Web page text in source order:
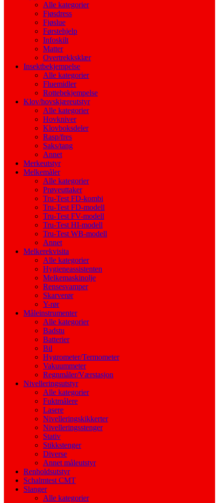
Alle kategorier
Fjøsdress
Fjøslue
Førstehjelp
Infoskilt
Matter
Overtrekksklær
Insektbekjempelse
Alle kategorier
Fluemidler
Rottebekjempelse
Klov/hovskjæreutstyr
Alle kategorier
Hovkniver
Klovboksdeler
Rasp/fres
Saks/tang
Annet
Merkeutstyr
Melkemåler
Alle kategorier
Prøveuttaker
Tru-Test FD-kombi
Tru-Test FD-modell
Tru-Test FV-modell
Tru-Test HI-modell
Tru-Test WB-modell
Annet
Melkerekvisita
Alle kategorier
Hygieneassistenten
Melkemaskinolje
Rensesvamper
Skarverør
Y-rør
Måleinstrumenter
Alle kategorier
Badstu
Batterier
Bil
Hygrometer/Termometer
Vakuummeter
Regnmåler/Værstasjon
Nivelleringsutstyr
Alle kategorier
Fuktmålere
Lasere
Nivelleringskikkerter
Nivelleringsstenger
Stativ
Stikkstenger
Diverse
Annet måleutstyr
Renholdsutstyr
Schalmtest CMT
Slanger
Alle kategorier